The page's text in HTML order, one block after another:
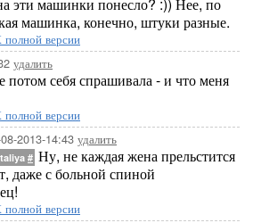
машинка, конечно, штуки разные.
полной версии
удалить
потом себя спрашивала - и что меня
полной версии
2013-14:43 удалить
# Ну, не каждая жена прельстится
даже с больной спиной
полной версии